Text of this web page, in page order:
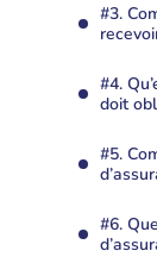
#3.
#4.
doit
#5.
#6.